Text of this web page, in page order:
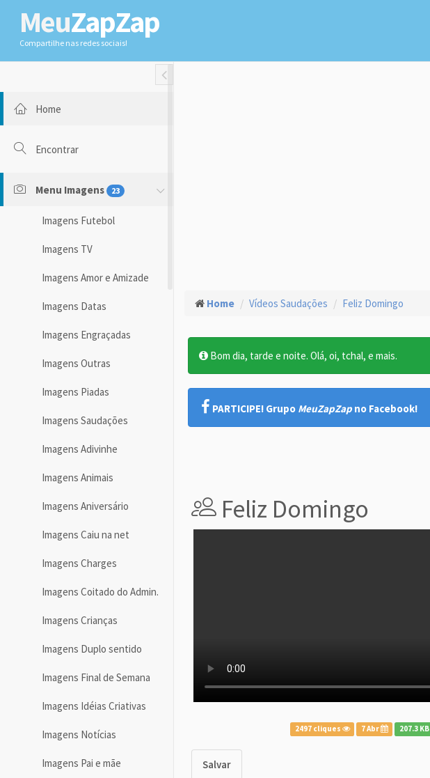
MeuZapZap
Compartilhe nas redes sociais!
Toggle Fullwidth
Home
Encontrar
Menu Imagens 23
Imagens Futebol
Imagens TV
Imagens Amor e Amizade
Imagens Datas
Imagens Engraçadas
Imagens Outras
Imagens Piadas
Imagens Saudações
Imagens Adivinhe
Imagens Animais
Imagens Aniversário
Imagens Caiu na net
Imagens Charges
Imagens Coitado do Admin.
Imagens Crianças
Imagens Duplo sentido
Imagens Final de Semana
Imagens Idéias Criativas
Imagens Notícias
Imagens Pai e mãe
Home Vídeos Saudações Feliz Domingo
Bom dia, tarde e noite. Olá, oi, tchal, e mais.
PARTICIPE! Grupo MeuZapZap no Facebook!
Feliz Domingo
2497 cliques 7 Abr 207.3 KB
Salvar